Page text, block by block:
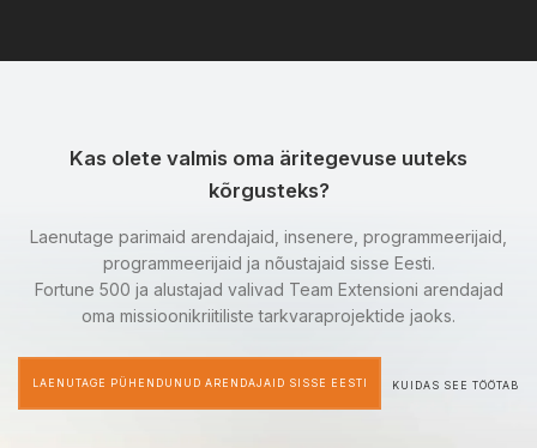
Kas olete valmis oma äritegevuse uuteks
kõrgusteks?
Laenutage parimaid arendajaid, insenere, programmeerijaid,
programmeerijaid ja nõustajaid sisse Eesti.
Fortune 500 ja alustajad valivad Team Extensioni arendajad
oma missioonikriitiliste tarkvaraprojektide jaoks.
LAENUTAGE PÜHENDUNUD ARENDAJAID SISSE EESTI KUIDAS SEE TÖÖTAB